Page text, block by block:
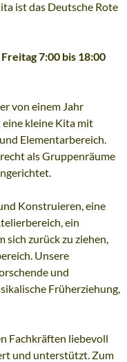
ist das Deutsche Rote
7:00 bis 18:00
von einem Jahr
kleine Kita mit
Elementarbereich.
als Gruppenräume
Konstruieren, eine
ein
sich zurück zu ziehen,
Unsere
und
Früherziehung,
Fachkräften liebevoll
und unterstützt. Zum